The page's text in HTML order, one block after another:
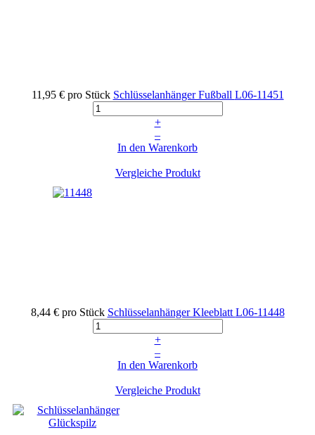
11,95 € pro Stück Schlüsselanhänger Fußball L06-11451
+
–
In den Warenkorb
Vergleiche Produkt
8,44 € pro Stück Schlüsselanhänger Kleeblatt L06-11448
+
–
In den Warenkorb
Vergleiche Produkt